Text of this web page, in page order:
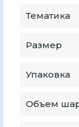
Тематика
Размер
Упаковка
Объем